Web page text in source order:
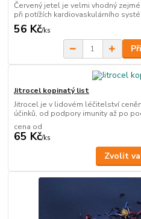
Červený jetel je velmi vhodný
při potížích kardiovaskulárního
56 Kč/ks
Jitrocel kopinatý list
Jitrocel je v lidovém léčitelství
účinků, od podpory imunity až po
cena od
65 Kč/ks
Zvolit